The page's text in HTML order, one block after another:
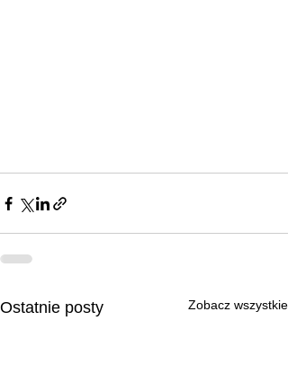
Ostatnie posty Zobacz wszystkie